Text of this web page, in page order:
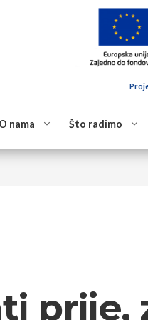
O nama Što radimo
prije,